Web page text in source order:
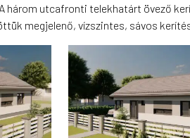
három utcafronti telekhatárt övező
megjelenő, vízszintes, sávos